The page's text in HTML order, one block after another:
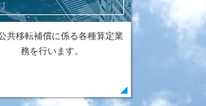
共移転補償に係る各種算定業
務を行います。